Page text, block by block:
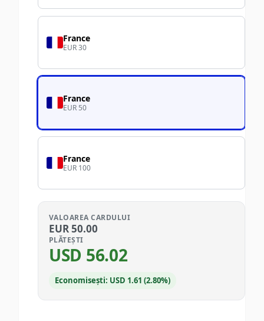
France
EUR 30
France
EUR 50
France
EUR 100
VALOAREA CARDULUI
EUR50.00
PLĂTEȘTI
USD 56.02
Economisești: USD 1.61 (2.80%)